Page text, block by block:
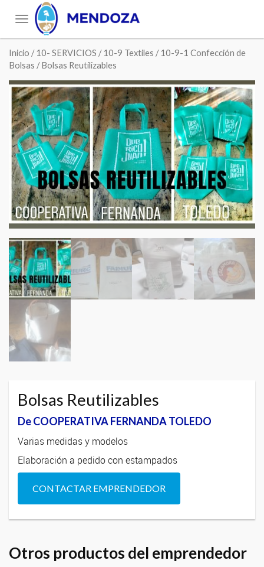
Toggle
navigation
Inicio /10- SERVICIOS /10-9 Textiles /10-9-1 Confección de
Bolsas / Bolsas Reutilizables
Bolsas Reutilizables
De COOPERATIVA FERNANDA TOLEDO
Varias medidas y modelos
Elaboración a pedido con estampados
CONTACTAR EMPRENDEDOR
Otros productos del emprendedor